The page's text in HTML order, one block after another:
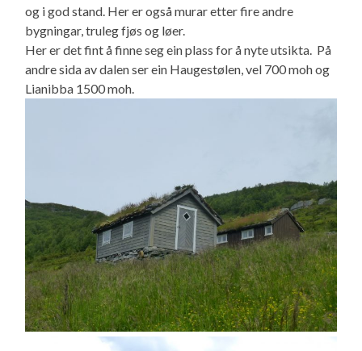
og i god stand. Her er også murar etter fire andre
bygningar, truleg fjøs og løer.
Her er det fint å finne seg ein plass for å nyte utsikta. På
andre sida av dalen ser ein Haugestølen, vel 700 moh og
Lianibba 1500 moh.